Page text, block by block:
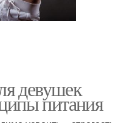
девушек
питания